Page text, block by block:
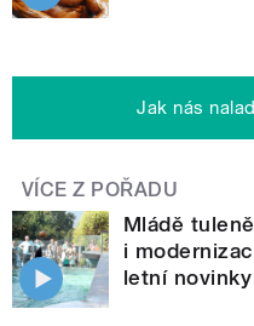
Jak nás
VÍCE Z POŘADU
Mládě
i
letní novinky